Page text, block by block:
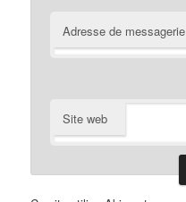
Adresse de messagerie
Site web